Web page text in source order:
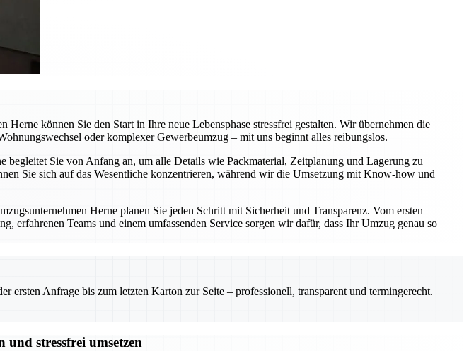
können Sie den Start in Ihre neue Lebensphase stressfrei gestalten. Wir übernehmen die
oder komplexer Gewerbeumzug – mit uns beginnt alles reibungslos.
Sie von Anfang an, um alle Details wie Packmaterial, Zeitplanung und Lagerung zu
Sie sich auf das Wesentliche konzentrieren, während wir die Umsetzung mit Know-how und
Herne planen Sie jeden Schritt mit Sicherheit und Transparenz. Vom ersten
erfahrenen Teams und einem umfassenden Service sorgen wir dafür, dass Ihr Umzug genau so
ersten Anfrage bis zum letzten Karton zur Seite – professionell, transparent und termingerecht.
stressfrei umsetzen